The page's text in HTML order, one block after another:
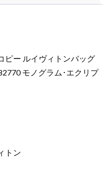
ピー ルイヴィトンバッグ
モノグラム･エクリプ
トン